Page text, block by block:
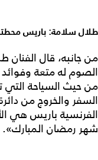
طلال سلامة: باريس
من جانبه، قال
الصوم له متعة وفوائد
من حيث السياحة التي
السفر والخروج من
الفرنسية باريس هي
شهر رمضان المبارك».